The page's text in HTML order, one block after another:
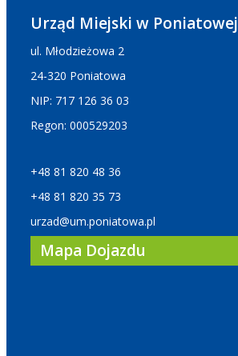
Urząd Miejski w Poniatowej
ul. Młodzieżowa 2
24-320 Poniatowa
NIP: 717 126 36 03
Regon: 000529203
+48 81 820 48 36
+48 81 820 35 73
urzad@um.poniatowa.pl
Mapa Dojazdu